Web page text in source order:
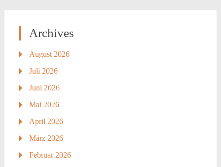
Archives
August 2026
Juli 2026
Juni 2026
Mai 2026
April 2026
März 2026
Februar 2026